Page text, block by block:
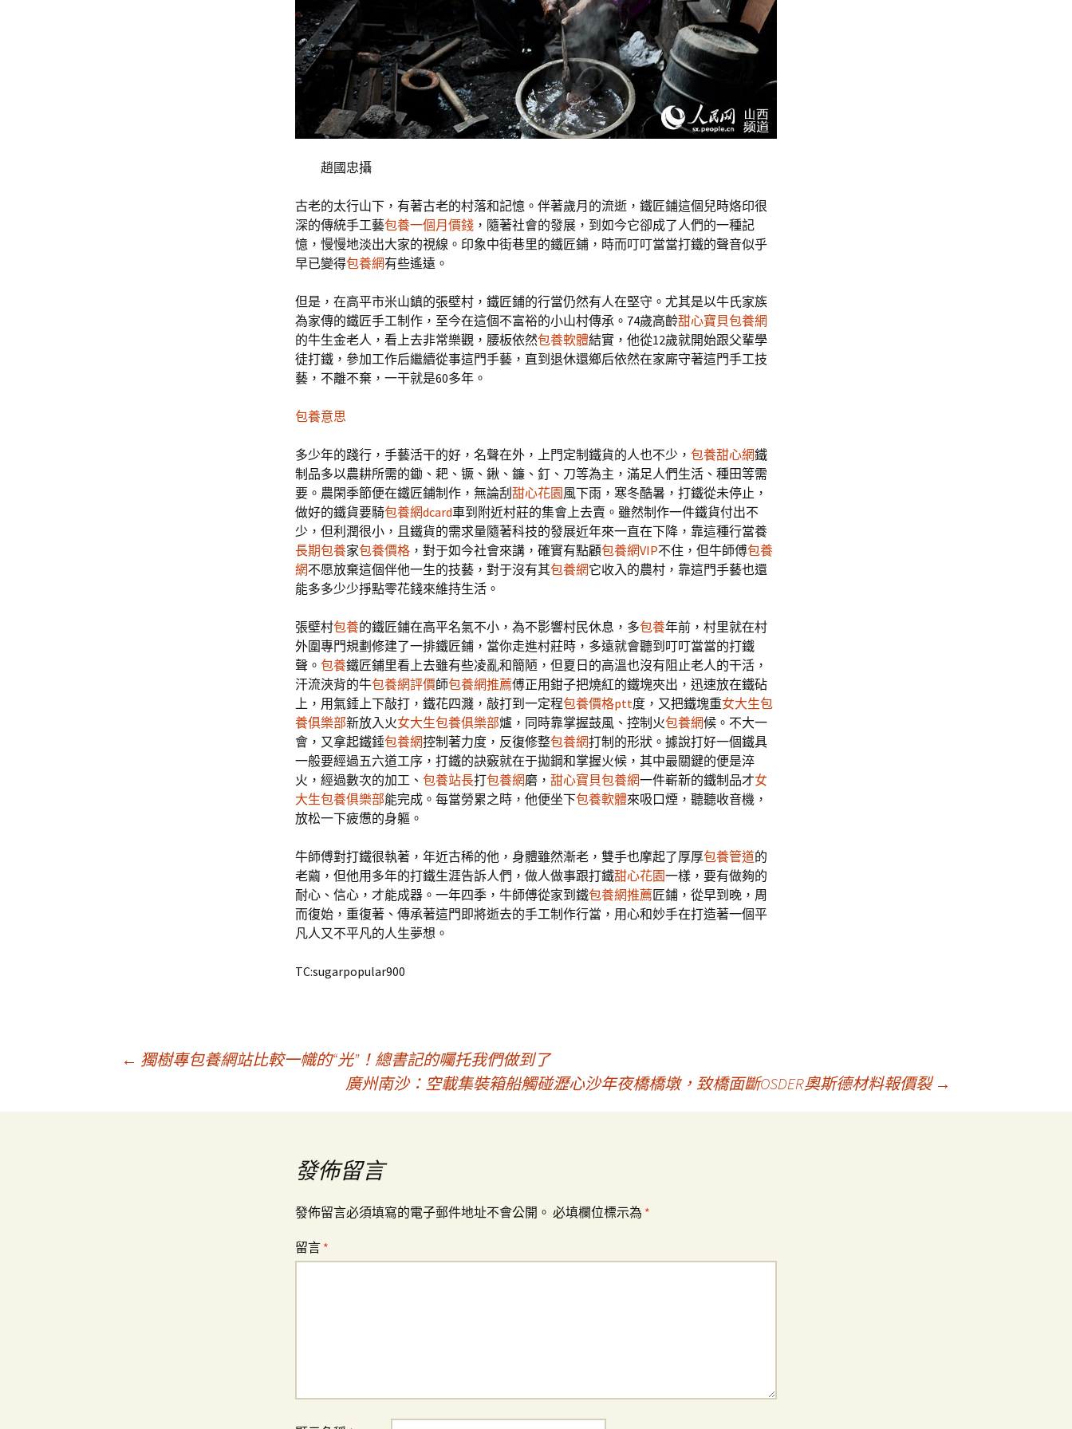
趙國忠攝
古老的太行山下，有著古老的村落和記憶。伴著歲月的流逝，鐵匠鋪這個兒時烙印很
深的傳統手工藝包養一個月價錢 ，隨著社會的發展，到如今它卻成了人們的一種記
憶，慢慢地淡出大家的視線。印象中街巷里的鐵匠鋪，時而叮叮當當打鐵的聲音似乎
早已變得包養網有些遙遠。
但是，在高平市米山鎮的張壁村，鐵匠鋪的行當仍然有人在堅守。尤其是以牛氏家族
為家傳的鐵匠手工制作，至今在這個不富裕的小山村傳承。74歲高齡甜心寶貝包養網
的牛生金老人，看上去非常樂觀，腰板依然包養軟體結實，他從12歲就開始跟父輩學
徒打鐵，參加工作后繼續從事這門手藝，直到退休還鄉后依然在家廝守著這門手工技
藝，不離不棄，一干就是60多年。
包養意思
多少年的踐行，手藝活干的好，名聲在外，上門定制鐵貨的人也不少， 包養甜心網鐵
制品多以農耕所需的鋤、耙、镢、鍬、鐮、釘、刀等為主，滿足人們生活、種田等需
要。農閑季節便在鐵匠鋪制作，無論刮 甜心花園風下雨，寒冬酷暑，打鐵從未停止，
做好的鐵貨要騎包養網dcard車到附近村莊的集會上去賣。雖然制作一件鐵貨付出不
少，但利潤很小，且鐵貨的需求量隨著科技的發展近年來一直在下降，靠這種行當養
長期包養家包養價格 ，對于如今社會來講，確實有點顧包養網VIP不住，但牛師傅包養
網不愿放棄這個伴他一生的技藝，對于沒有其包養網它收入的農村，靠這門手藝也還
能多多少少掙點零花錢來維持生活。
張壁村包養的鐵匠鋪在高平名氣不小，為不影響村民休息，多包養年前，村里就在村
外圍專門規劃修建了一排鐵匠鋪，當你走進村莊時，多遠就會聽到叮叮當當的打鐵
聲。 包養鐵匠鋪里看上去雖有些凌亂和簡陋，但夏日的高溫也沒有阻止老人的干活，
汗流浹背的牛包養網評價師包養網推薦傅正用鉗子把燒紅的鐵塊夾出，迅速放在鐵砧
上，用氣錘上下敲打，鐵花四濺，敲打到一定程包養價格ptt度，又把鐵塊重女大生包
養俱樂部新放入火女大生包養俱樂部爐，同時靠掌握鼓風、控制火包養網候。不大一
會，又拿起鐵錘包養網控制著力度，反復修整包養網打制的形狀。據說打好一個鐵具
一般要經過五六道工序，打鐵的訣竅就在于拋鋼和掌握火候，其中最關鍵的便是淬
火，經過數次的加工、 包養站長打包養網磨， 甜心寶貝包養網一件嶄新的鐵制品才女
大生包養俱樂部能完成。每當勞累之時，他便坐下包養軟體來吸口煙，聽聽收音機，
放松一下疲憊的身軀。
牛師傅對打鐵很執著，年近古稀的他，身體雖然漸老，雙手也摩起了厚厚包養管道的
老繭，但他用多年的打鐵生涯告訴人們，做人做事跟打鐵甜心花園一樣，要有做夠的
耐心、信心，才能成器。一年四季，牛師傅從家到鐵包養網推薦匠鋪，從早到晚，周
而復始，重復著、傳承著這門即將逝去的手工制作行當，用心和妙手在打造著一個平
凡人又不平凡的人生夢想。
TC:sugarpopular900
章
← 獨樹專包養網站比較一幟的“光”！總書記的囑托我們做到了
廣州南沙：空載集裝箱船觸碰瀝心沙年夜橋橋墩，致橋面斷OSDER奧斯德材料報價裂 →
發佈留言
發佈留言必須填寫的電子郵件地址不會公開。 必填欄位標示為 *
留言 *